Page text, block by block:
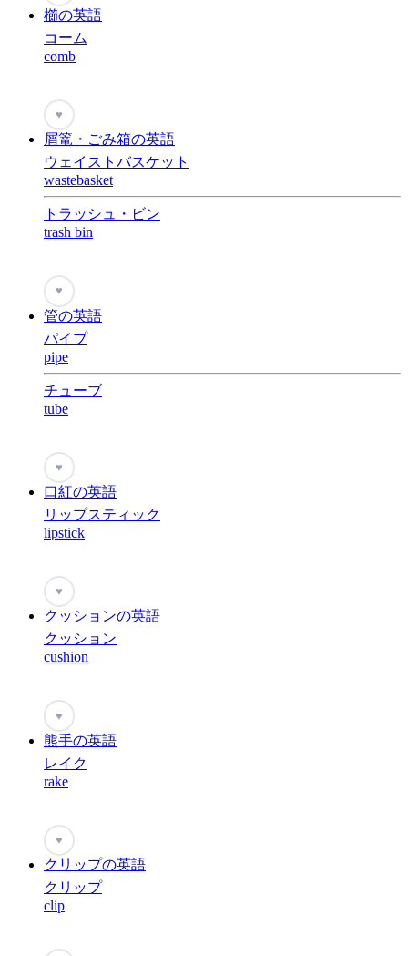
櫛の英語
コーム
comb
♥
屑篭・ごみ箱の英語
ウェイストバスケット
wastebasket
トラッシュ・ビン
trash bin
♥
管の英語
パイプ
pipe
チューブ
tube
♥
口紅の英語
リップスティック
lipstick
♥
クッションの英語
クッション
cushion
♥
熊手の英語
レイク
rake
♥
クリップの英語
クリップ
clip